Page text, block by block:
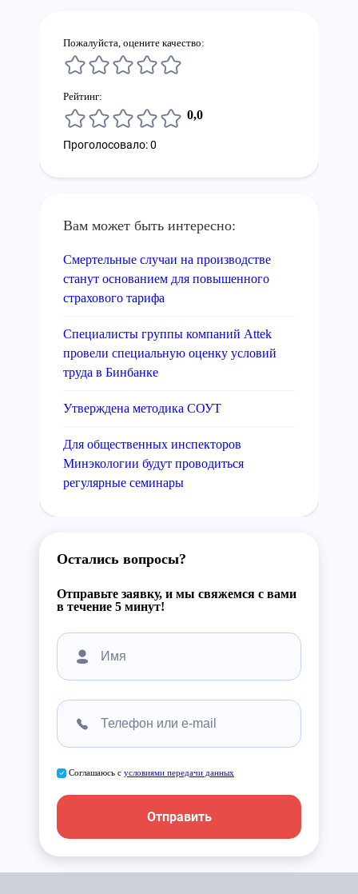
Пожалуйста, оцените качество:
Рейтинг:
0,0
Проголосовало: 0
Вам может быть интересно:
Смертельные случаи на производстве
станут основанием для повышенного
страхового тарифа
Специалисты группы компаний Attek
провели специальную оценку условий
труда в Бинбанке
Утверждена методика СОУТ
Для общественных инспекторов
Минэкологии будут проводиться
регулярные семинары
Остались вопросы?
Отправьте заявку, и мы свяжемся с вами
в течение 5 минут!
Соглашаюсь с условиями передачи данных
Отправить